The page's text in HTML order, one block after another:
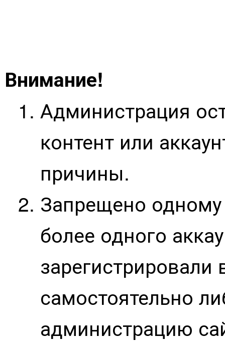
Внимание!
Администрация
контент или
причины.
Запрещено одному
более одного
зарегистрировали
самостоятельно
администрацию